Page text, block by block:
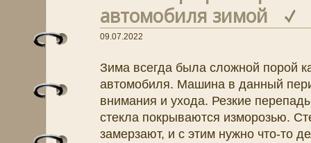
автомобиля зимой
09.07.2022
Зима всегда была сложной порой
автомобиля. Машина в данный
внимания и ухода. Резкие
стекла покрываются изморозью.
замерзают, и с этим нужно что-то